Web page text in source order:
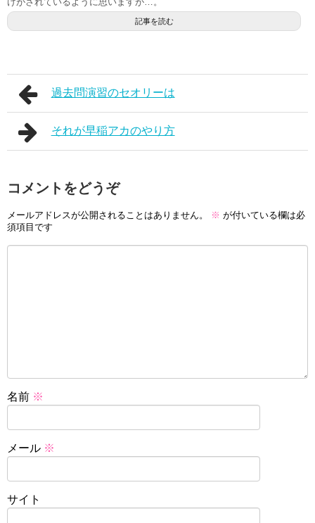
記事を読む
過去問演習のセオリーは
それが早稲アカのやり方
コメントをどうぞ
メールアドレスが公開されることはありません。 ※ が付いている欄は必
須項目です
名前 ※
メール ※
サイト